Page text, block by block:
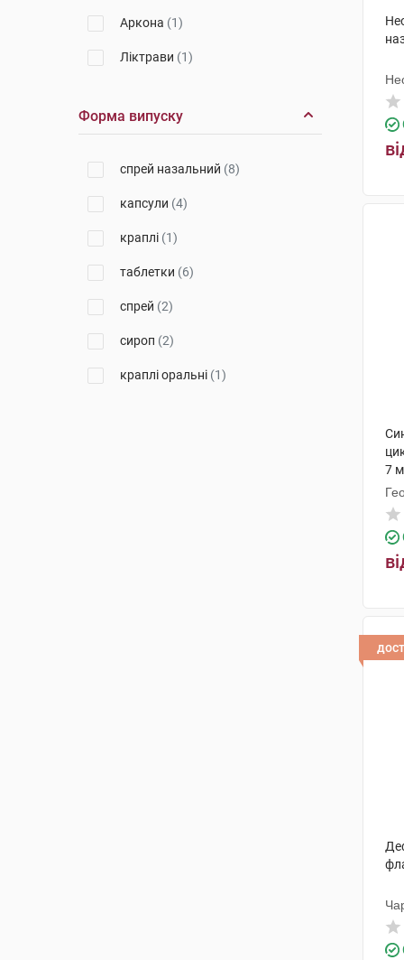
Аркона (1)
Ліктрави (1)
Др. Густав Кляйн
(1)
Форма випуску
спрей назальний (8)
капсули (4)
краплі (1)
таблетки (6)
спрей (2)
сироп (2)
краплі оральні (1)
7